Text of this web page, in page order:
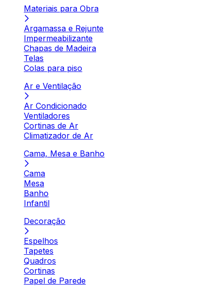
Materiais para Obra
Argamassa e Rejunte
Impermeabilizante
Chapas de Madeira
Telas
Colas para piso
Ar e Ventilação
Ar Condicionado
Ventiladores
Cortinas de Ar
Climatizador de Ar
Cama, Mesa e Banho
Cama
Mesa
Banho
Infantil
Decoração
Espelhos
Tapetes
Quadros
Cortinas
Papel de Parede